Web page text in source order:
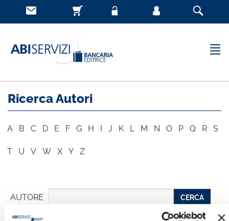
Ricerca Autori
A B C D E F G H I J K L M N O P Q R S
T U V W X Y Z
AUTORE CERCA